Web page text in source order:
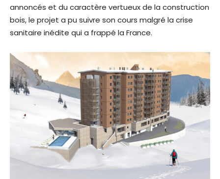
annoncés et du caractère vertueux de la construction
bois, le projet a pu suivre son cours malgré la crise
sanitaire inédite qui a frappé la France.